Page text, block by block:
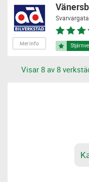
Mer info
Visar 8 av 8